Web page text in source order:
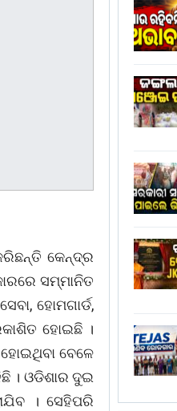
କେନ୍ଦ୍ର
ସମ୍ମାନିତ
ହୋମଗାର୍ଡ,
ହୋଇଛି ।
ବେଳେ
। ଓଡିଶାର ଦୁଇ
। ସେହିପରି